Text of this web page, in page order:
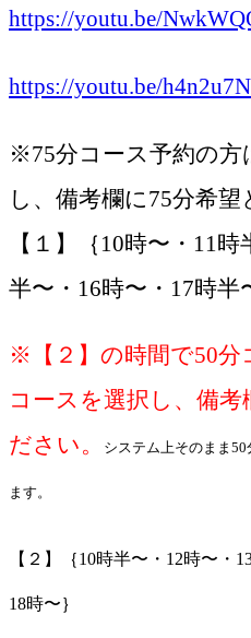
https://youtu.be/
https://youtu.be/
※75分コース予約の方
し、備考欄に75分希望
【１】｛10時〜・11
半〜・16時〜・17時半
※【２】の時間で50分
コースを選択し、備考
ださい。
システム上そのまま50
ます。
【２】｛10時半〜・12時〜・
18時〜｝